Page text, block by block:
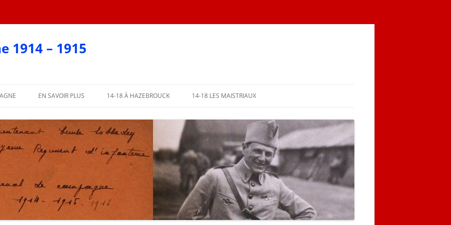
1914 – 1915
PARTIE
PARTIE
EN SAVOIR PLUS 14-18 À HAZEBROUCK
AFFICHES 2018
AFFICHES PAR COMMUNE
L’ABBÉ LEMIRE TÉMOIGNE
14-18 LES MAISTRIAUX